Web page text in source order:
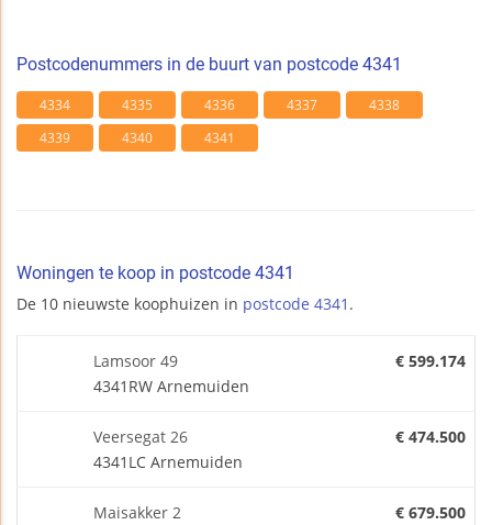
Postcodenummers in de buurt van postcode 4341
4334 4335 4336 4337
4338
4339
4340 4341
Woningen te koop in postcode 4341
De 10 nieuwste koophuizen in postcode 4341 .
Lamsoor 49
4341RW Arnemuiden
€ 599.174
Veersegat 26
4341LC Arnemuiden
€ 474.500
Maisakker 2
€ 679.500